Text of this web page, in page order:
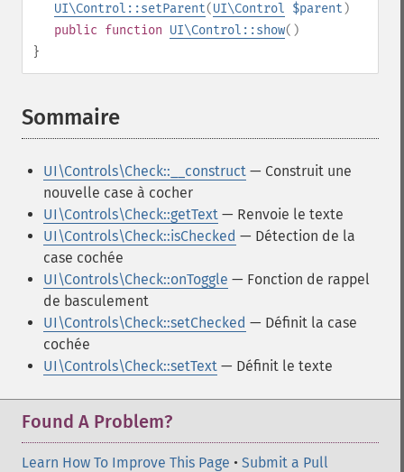
UI\Control::setParent(UI\Control $parent )
public function UI\Control::show()
}
Sommaire
UI\Controls\Check::__construct — Construit une
nouvelle case à cocher
UI\Controls\Check::getText — Renvoie le texte
UI\Controls\Check::isChecked — Détection de la
case cochée
UI\Controls\Check::onToggle — Fonction de rappel
de basculement
UI\Controls\Check::setChecked — Définit la case
cochée
UI\Controls\Check::setText — Définit le texte
Found A Problem?
Learn How To Improve This Page • Submit a Pull